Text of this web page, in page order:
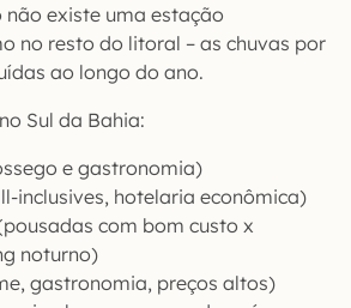
existe uma estação
no resto do litoral – as chuvas por
ao longo do ano.
Sul da Bahia:
e gastronomia)
inclusives, hotelaria econômica)
com bom custo x
noturno)
gastronomia, preços altos)